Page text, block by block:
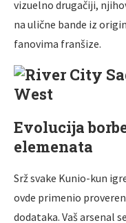
vizuelno drugačiji,
na ulične bande iz
fanovima franšize.
Evolucija
elemenata
Srž svake Kunio-kun
ovde primenio
dodataka. Vaš arsenal